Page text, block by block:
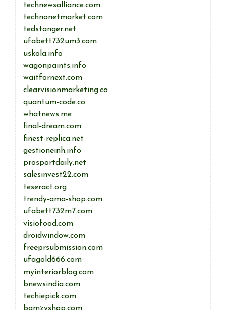
technewsalliance.com
technonetmarket.com
tedstanger.net
ufabett732um3.com
uskola.info
wagonpaints.info
waitfornext.com
clearvisionmarketing.co
quantum-code.co
whatnews.me
final-dream.com
finest-replica.net
gestioneinh.info
prosportdaily.net
salesinvest22.com
teseract.org
trendy-ama-shop.com
ufabett732m7.com
visiofood.com
droidwindow.com
freeprsubmission.com
ufagold666.com
myinteriorblog.com
bnewsindia.com
techiepick.com